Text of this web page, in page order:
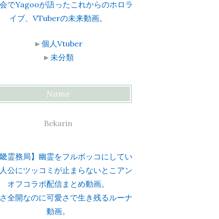
でYagooが語ったこれからのホロラ
イブ、VTuberの未来動画。
►個人Vtuber
► 未分類
Name
Bekarin
畿霊務局】幽霊をフルボッコにしてい
公にツッコミが止まらないとこアン
オフコラボ配信まとめ動画。
全開なのに可愛さで生き残るルーナ
動画。